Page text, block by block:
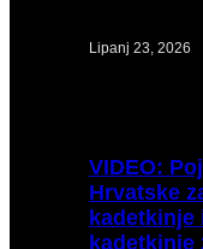
Lipanj 23, 2026
VIDEO:
Hrvatske
kadetkinje
kadetkinje